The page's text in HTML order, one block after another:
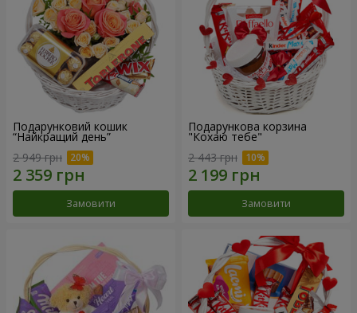
Подарунковий кошик
“Найкращий день”
2 949 грн
Замовити
Подарункова корзина
"Кохаю тебе"
2 443 грн
Замовити